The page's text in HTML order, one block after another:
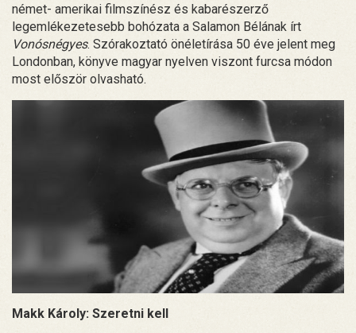
német- amerikai filmszínész és kabarészerző
legemlékezetesebb bohózata a Salamon Bélának írt
Vonósnégyes. Szórakoztató önéletírása 50 éve jelent meg
Londonban, könyve magyar nyelven viszont furcsa módon
most először olvasható.
Makk Károly: Szeretni kell